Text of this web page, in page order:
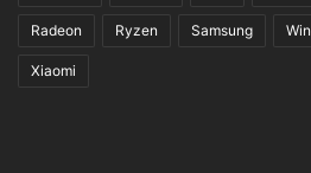
Radeon Ryzen Samsung
Xiaomi